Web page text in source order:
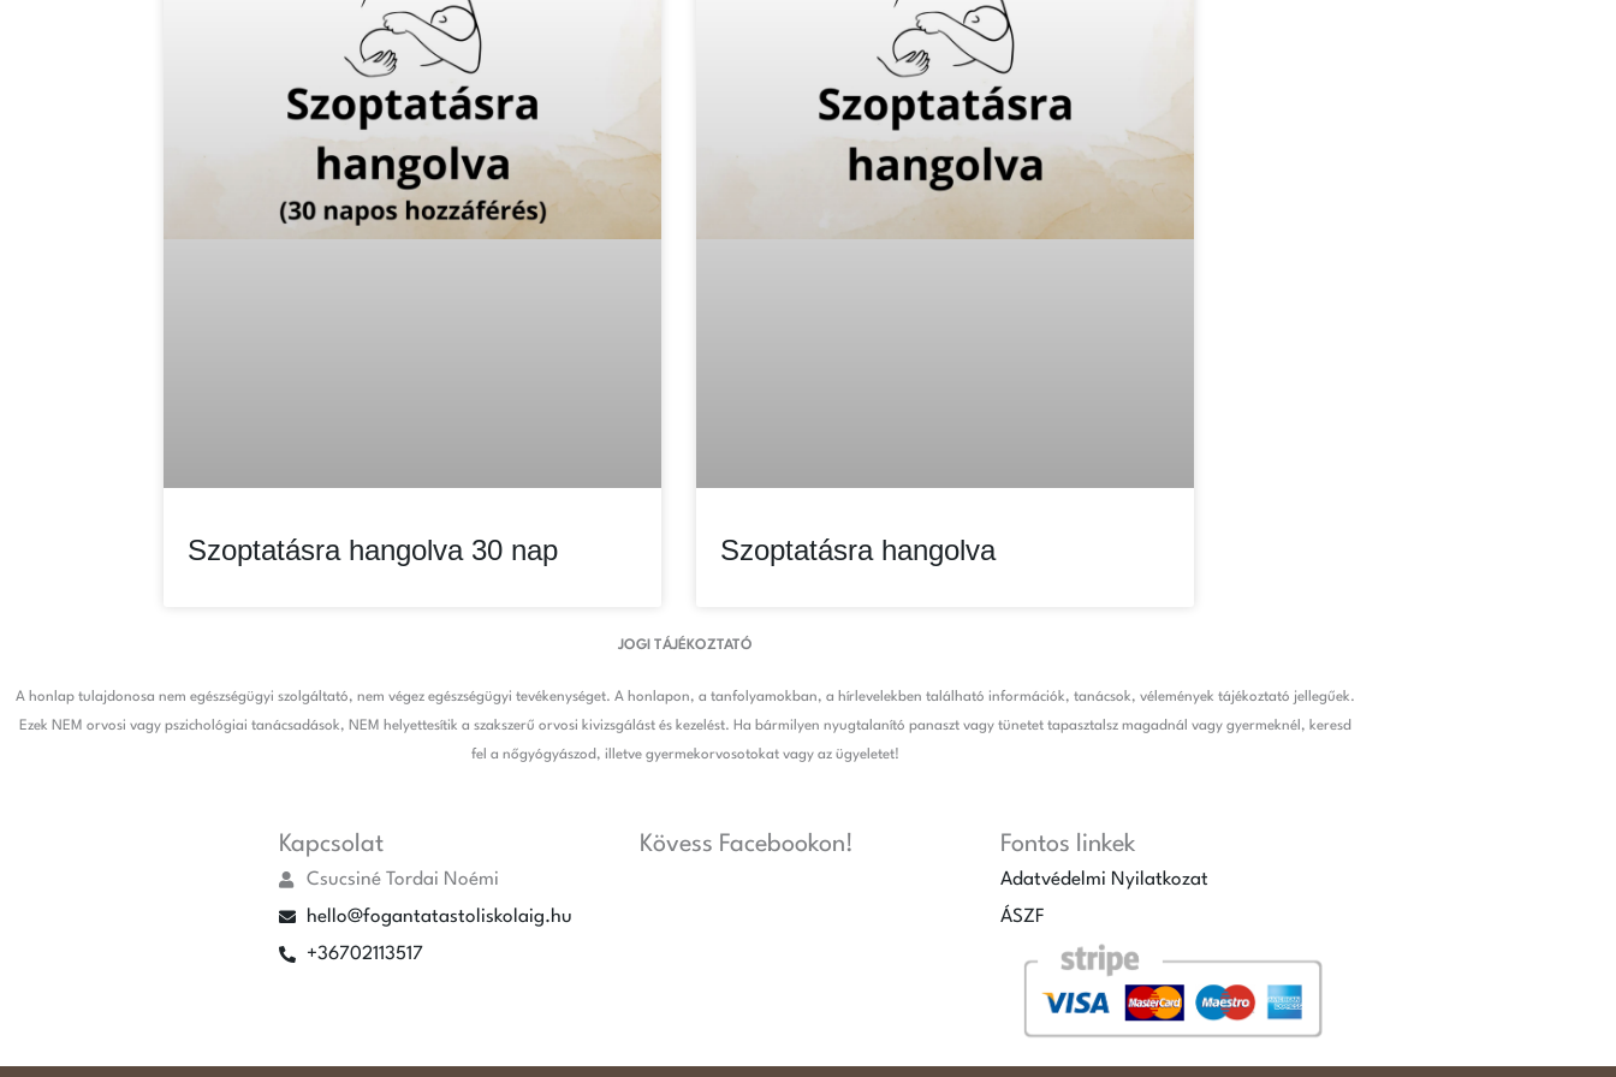
Szoptatásra hangolva 30 nap Szoptatásra hangolva
JOGI TÁJÉKOZTATÓ
A honlap tulajdonosa nem egészségügyi szolgáltató, nem végez egészségügyi tevékenységet. A honlapon, a tanfolyamokban, a hírlevelekben található információk, tanácsok, vélemények tájékoztató jellegűek.
Ezek NEM orvosi vagy pszichológiai tanácsadások, NEM helyettesítik a szakszerű orvosi kivizsgálást és kezelést. Ha bármilyen nyugtalanító panaszt vagy tünetet tapasztalsz magadnál vagy gyermeknél, keresd
fel a nőgyógyászod, illetve gyermekorvosotokat vagy az ügyeletet!
Kapcsolat
Csucsiné Tordai Noémi
hello@fogantatastoliskolaig.hu
+36702113517
Kövess Facebookon! Fontos linkek
Adatvédelmi Nyilatkozat
ÁSZF